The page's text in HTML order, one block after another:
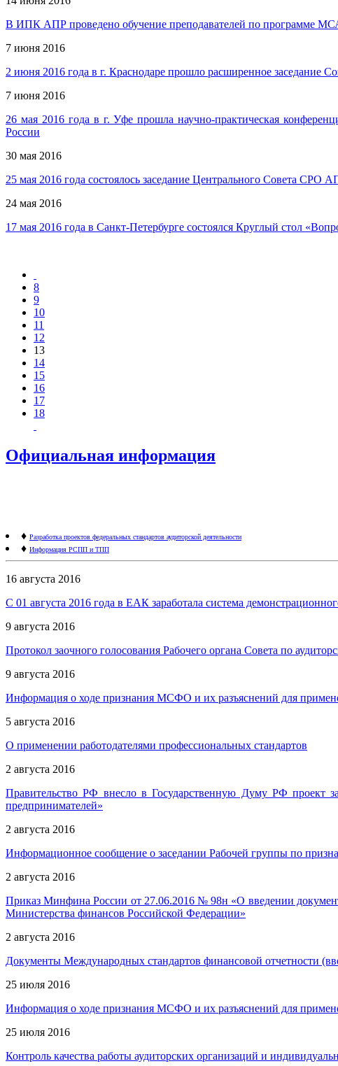
В ИПК АПР проведено обучение преподавателей по программе
7 июня 2016
2 июня 2016 года в г. Краснодаре прошло расширенное
7 июня 2016
26 мая 2016 года в г. Уфе прошла научно-практическая
России
30 мая 2016
25 мая 2016 года состоялось заседание Центрального Совета СРО
24 мая 2016
17 мая 2016 года в Санкт-Петербурге состоялся Круглый стол
8
9
10
11
12
13
14
15
16
17
18
Официальная информация
♦ Разработка проектов федеральных стандартов аудиторской деятельности
♦ Информация РСПП и ТПП
16 августа 2016
С 01 августа 2016 года в ЕАК заработала система
9 августа 2016
Протокол заочного голосования Рабочего органа Совета по
9 августа 2016
Информация о ходе признания МСФО и их разъяснений для
5 августа 2016
О применении работодателями профессиональных стандартов
2 августа 2016
Правительство РФ внесло в Государственную Думу РФ проект
предпринимателей»
2 августа 2016
Информационное сообщение о заседании Рабочей группы по
2 августа 2016
Приказ Минфина России от 27.06.2016 № 98н «О введении
Министерства финансов Российской Федерации»
2 августа 2016
Документы Международных стандартов финансовой отчетности
25 июля 2016
Информация о ходе признания МСФО и их разъяснений для
25 июля 2016
Контроль качества работы аудиторских организаций и